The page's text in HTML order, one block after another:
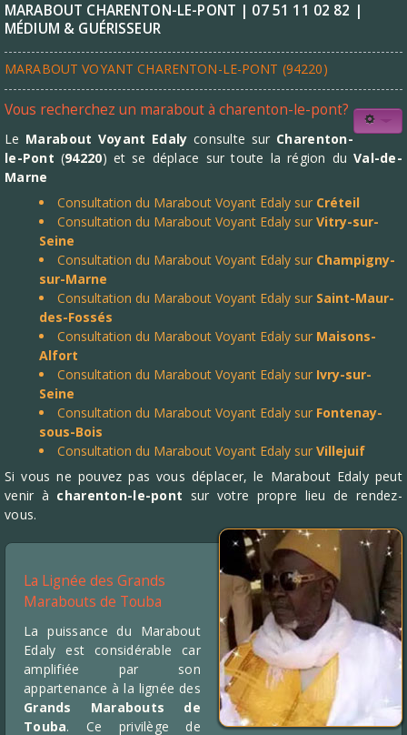
MARABOUT CHARENTON-LE-PONT | 07 51 11 02 82 |
MÉDIUM & GUÉRISSEUR
MARABOUT VOYANT CHARENTON-LE-PONT (94220)
Vous recherchez un marabout à charenton-le-pont?
Le Marabout Voyant Edaly consulte sur Charenton-
le-Pont (94220) et se déplace sur toute la région du Val-de-
Marne
Consultation du Marabout Voyant Edaly sur Créteil
Consultation du Marabout Voyant Edaly sur Vitry-sur-
Seine
Consultation du Marabout Voyant Edaly sur Champigny-
sur-Marne
Consultation du Marabout Voyant Edaly sur Saint-Maur-
des-Fossés
Consultation du Marabout Voyant Edaly sur Maisons-
Alfort
Consultation du Marabout Voyant Edaly sur Ivry-sur-
Seine
Consultation du Marabout Voyant Edaly sur Fontenay-
sous-Bois
Consultation du Marabout Voyant Edaly sur Villejuif
Si vous ne pouvez pas vous déplacer, le Marabout Edaly peut
venir à charenton-le-pont sur votre propre lieu de rendez-
vous.
La Lignée des Grands
Marabouts de Touba
La puissance du Marabout
Edaly est considérable car
amplifiée par son
appartenance à la lignée des
Grands Marabouts de
Touba. Ce privilège de